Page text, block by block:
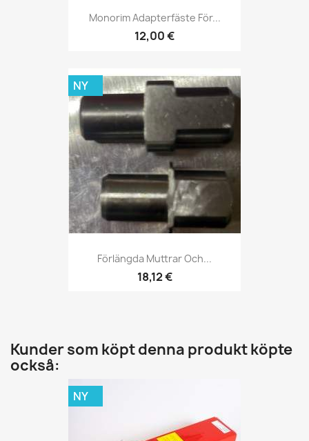
Monorim Adapterfäste För...
12,00 €
Förlängda Muttrar Och...
18,12 €
NY
Kunder som köpt denna produkt köpte
också:
NY